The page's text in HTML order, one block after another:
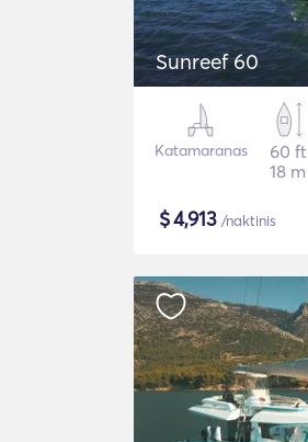
Sunreef 60
Katamaranas
60 ft
18 m
$4,913 /naktinis